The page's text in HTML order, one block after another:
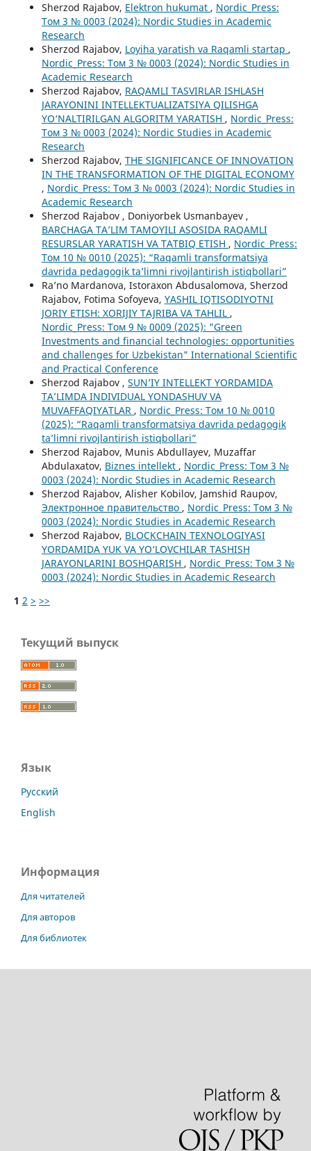
Sherzod Rajabov, Elektron hukumat , Nordic_Press:
Том 3 № 0003 (2024): Nordic Studies in Academic
Research
Sherzod Rajabov, Loyiha yaratish va Raqamli startap ,
Nordic_Press: Том 3 № 0003 (2024): Nordic Studies in
Academic Research
Sherzod Rajabov, RAQAMLI TASVIRLAR ISHLASH
JARAYONINI INTELLEKTUALIZATSIYA QILISHGA
YO‘NALTIRILGAN ALGORITM YARATISH , Nordic_Press:
Том 3 № 0003 (2024): Nordic Studies in Academic
Research
Sherzod Rajabov, THE SIGNIFICANCE OF INNOVATION
IN THE TRANSFORMATION OF THE DIGITAL ECONOMY
, Nordic_Press: Том 3 № 0003 (2024): Nordic Studies in
Academic Research
Sherzod Rajabov , Doniyorbek Usmanbayev ,
BARCHAGA TA’LIM TAMOYILI ASOSIDA RAQAMLI
RESURSLAR YARATISH VA TATBIQ ETISH , Nordic_Press:
Том 10 № 0010 (2025): “Raqamli transformatsiya
davrida pedagogik ta’limni rivojlantirish istiqbollari”
Ra’no Mardanova, Istoraxon Abdusalomova, Sherzod
Rajabov, Fotima Sofoyeva, YASHIL IQTISODIYOTNI
JORIY ETISH: XORIJIY TAJRIBA VA TAHLIL ,
Nordic_Press: Том 9 № 0009 (2025): "Green
Investments and financial technologies: opportunities
and challenges for Uzbekistan" International Scientific
and Practical Conference
Sherzod Rajabov , SUNʼIY INTELLEKT YORDAMIDA
TAʼLIMDA INDIVIDUAL YONDASHUV VA
MUVAFFAQIYATLAR , Nordic_Press: Том 10 № 0010
(2025): “Raqamli transformatsiya davrida pedagogik
ta’limni rivojlantirish istiqbollari”
Sherzod Rajabov, Munis Abdullayev, Muzaffar
Abdulaxatov, Biznes intellekt , Nordic_Press: Том 3 №
0003 (2024): Nordic Studies in Academic Research
Sherzod Rajabov, Alisher Kobilov, Jamshid Raupov,
Электронное правительство , Nordic_Press: Том 3 №
0003 (2024): Nordic Studies in Academic Research
Sherzod Rajabov, BLOCKCHAIN TEXNOLOGIYASI
YORDAMIDA YUK VA YO‘LOVCHILAR TASHISH
JARAYONLARINI BOSHQARISH , Nordic_Press: Том 3 №
0003 (2024): Nordic Studies in Academic Research
1 2 > >>
Текущий выпуск
Язык
Русский
English
Информация
Для читателей
Для авторов
Для библиотек